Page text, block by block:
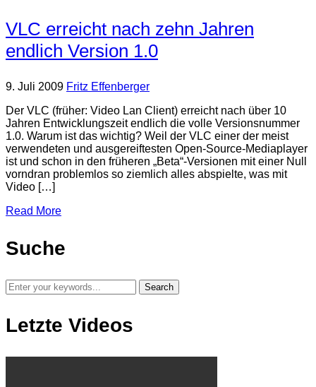
VLC erreicht nach zehn Jahren
endlich Version 1.0
9. Juli 2009 Fritz Effenberger
Der VLC (früher: Video Lan Client) erreicht nach über 10
Jahren Entwicklungszeit endlich die volle Versionsnummer
1.0. Warum ist das wichtig? Weil der VLC einer der meist
verwendeten und ausgereiftesten Open-Source-Mediaplayer
ist und schon in den früheren „Beta“-Versionen mit einer Null
vorndran problemlos so ziemlich alles abspielte, was mit
Video […]
Read More
Suche
Letzte Videos